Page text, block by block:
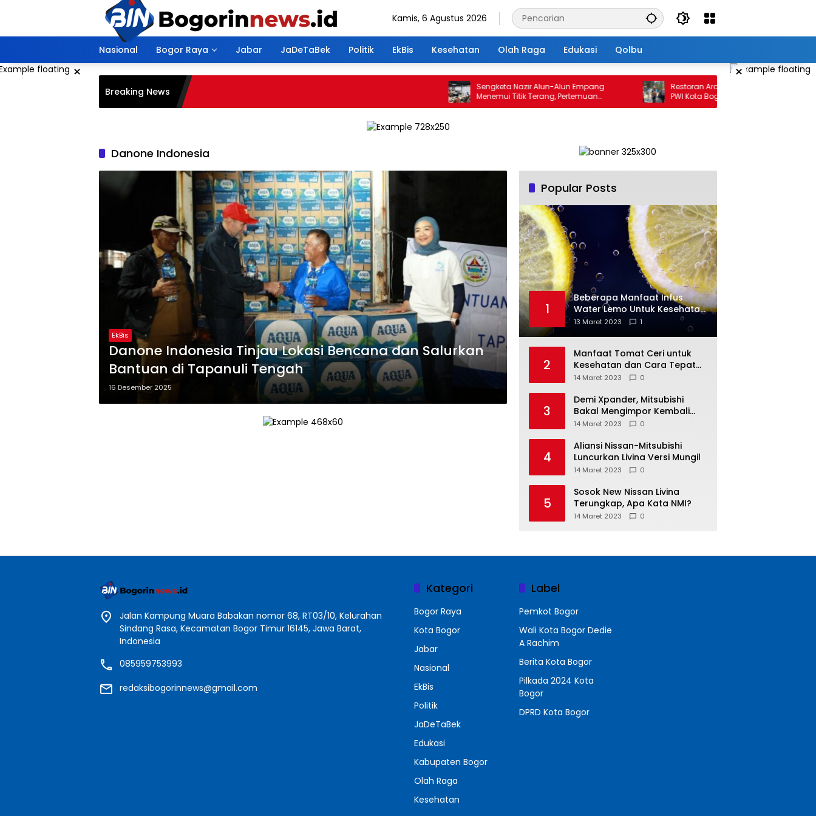
Kamis, 6 Agustus 2026
Nasional Bogor Raya Jabar JaDeTaBek Politik EkBis Kesehatan Olah Raga Edukasi Qolbu
× ×
Breaking News
Sengketa Nazir Alun-Alun Empang
Menemui Titik Terang, Pertemuan
Hasilkan 4 Poin Kesepakatan
Restoran Aroem Jadikan depan Kantor
PWI Kota Bogor Sebagai Area Parkir, Ketua
PWI Dilarang Parkir
Danone Indonesia
EkBis
Danone Indonesia Tinjau Lokasi Bencana dan Salurkan
Bantuan di Tapanuli Tengah
16 Desember 2025
Popular Posts
1
Beberapa Manfaat Infus
Water Lemo Untuk Kesehatan
Anda
13 Maret 2023 1
2
Manfaat Tomat Ceri untuk
Kesehatan dan Cara Tepat
Mengonsumsinya
14 Maret 2023 0
3
Demi Xpander, Mitsubishi
Bakal Mengimpor Kembali
Pajero Sport
14 Maret 2023 0
4
Aliansi Nissan-Mitsubishi
Luncurkan Livina Versi Mungil
14 Maret 2023 0
5
Sosok New Nissan Livina
Terungkap, Apa Kata NMI?
14 Maret 2023 0
Jalan Kampung Muara Babakan nomor 68, RT03/10, Kelurahan
Sindang Rasa, Kecamatan Bogor Timur 16145, Jawa Barat,
Indonesia
085959753993
redaksibogorinnews@gmail.com
Kategori
Bogor Raya
Kota Bogor
Jabar
Nasional
EkBis
Politik
JaDeTaBek
Edukasi
Kabupaten Bogor
Olah Raga
Kesehatan
Label
Pemkot Bogor
Wali Kota Bogor Dedie
A Rachim
Berita Kota Bogor
Pilkada 2024 Kota
Bogor
DPRD Kota Bogor